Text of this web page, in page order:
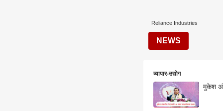
Reliance Industries
NEWS
व्यापार-उद्योग
मुकेश